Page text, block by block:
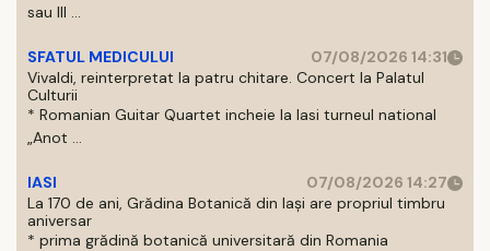
sau III ...
SFATUL MEDICULUI
07/08/2026 14:31
Vivaldi, reinterpretat la patru chitare. Concert la Palatul
Culturii
* Romanian Guitar Quartet incheie la Iasi turneul national
„Anot ...
IASI
07/08/2026 14:27
La 170 de ani, Grădina Botanică din Iași are propriul timbru
aniversar
* prima grădină botanică universitară din Romania